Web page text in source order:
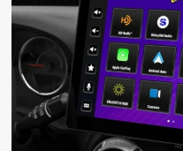
до
крафтового
пива:
чому
диспенсери
для
напоїв
–
справжній